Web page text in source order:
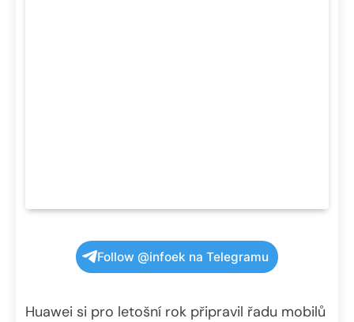
Follow @infoek na Telegramu
Huawei si pro letošní rok připravil řadu mobilů